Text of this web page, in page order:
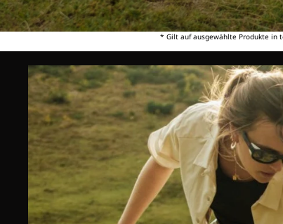
* Gilt auf ausgewählte Produkte in